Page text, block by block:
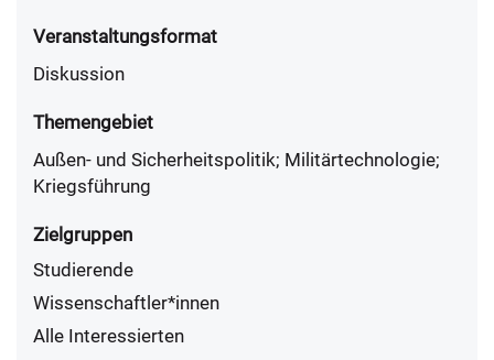
Veranstaltungsformat
Diskussion
Themengebiet
Außen- und Sicherheitspolitik; Militärtechnologie;
Kriegsführung
Zielgruppen
Studierende
Wissenschaftler*innen
Alle Interessierten